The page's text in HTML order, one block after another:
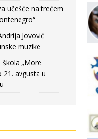
učešće na trećem
Jovović
muzike
„More
21. avgusta u